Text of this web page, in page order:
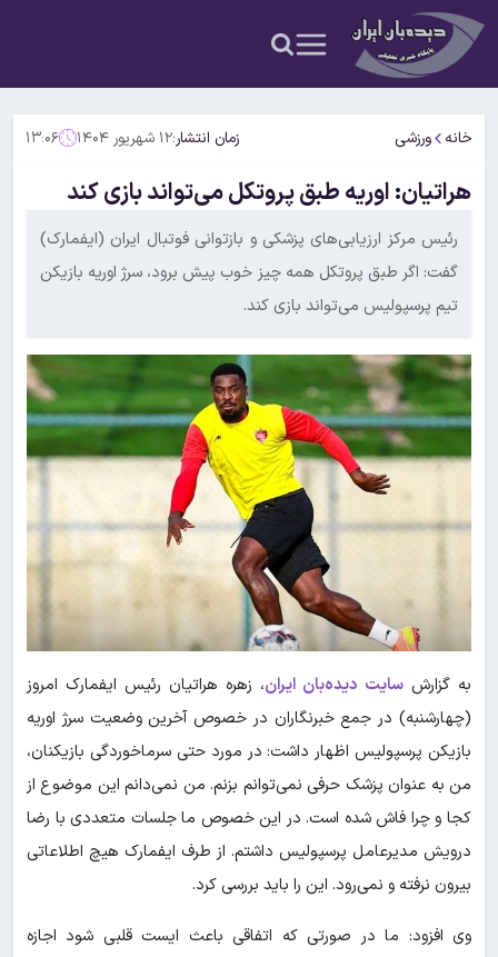
خانه ورزشی زمان انتشار:۱۲ شهریور ۱۴۰۴ ۱۳:۰۶
هراتیان: اوریه طبق پروتکل می‌تواند بازی کند
رئیس مرکز ارزیابی‌های پزشکی و بازتوانی فوتبال ایران (ایفمارک)
گفت: اگر طبق پروتکل همه چیز خوب پیش برود، سرژ اوریه بازیکن
تیم پرسپولیس می‌تواند بازی کند.
به گزارش سایت دیده‌بان ایران، زهره هراتیان رئیس ایفمارک امروز
(چهارشنبه) در جمع خبرنگاران در خصوص آخرین وضعیت سرژ اوریه
بازیکن پرسپولیس اظهار داشت: در مورد حتی سرماخوردگی بازیکنان،
من به عنوان پزشک حرفی نمی‌توانم بزنم. من نمی‌دانم این موضوع از
کجا و چرا فاش شده است. در این خصوص ما جلسات متعددی با رضا
درویش مدیرعامل پرسپولیس داشتم. از طرف ایفمارک هیچ اطلاعاتی
بیرون نرفته و نمی‌رود. این را باید بررسی کرد.
وی افزود: ما در صورتی که اتفاقی باعث ایست قلبی شود اجازه